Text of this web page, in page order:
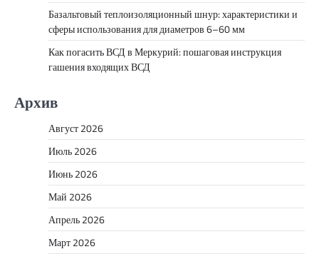
Базальтовый теплоизоляционный шнур: характеристики и
сферы использования для диаметров 6–60 мм
Как погасить ВСД в Меркурий: пошаговая инструкция
гашения входящих ВСД
Архив
Август 2026
Июль 2026
Июнь 2026
Май 2026
Апрель 2026
Март 2026